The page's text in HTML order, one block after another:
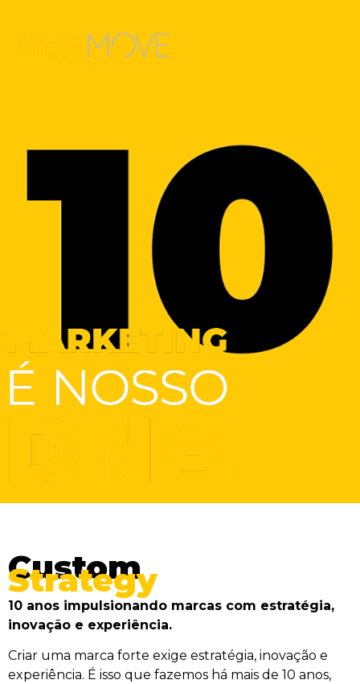
Custom
Strategy
10 anos impulsionando marcas com estratégia,
inovação e experiência.
Criar uma marca forte exige estratégia, inovação e
experiência. É isso que fazemos há mais de 10 anos,